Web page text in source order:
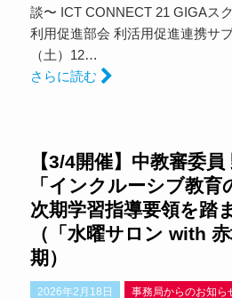
談〜 ICT CONNECT 21 GIGAス
利用促進部会 利活用促進連携サ
（土）12…
さらに読む
【3/4開催】中教審委
「インクルーシブ教育
次期学習指導要領を踏
（「水曜サロン with
期）
2026年2月18日 事務局からのお知ら